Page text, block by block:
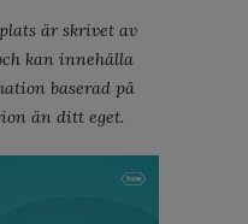
är skrivet av
kan innehålla
baserad på
än ditt eget.